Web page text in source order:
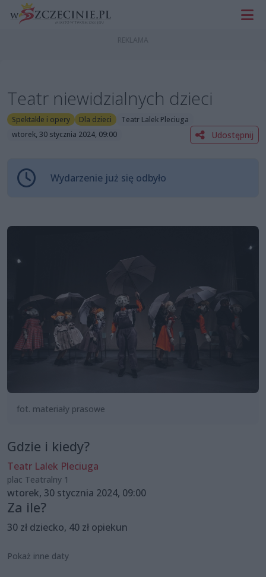
Teatr niewidzialnych dzieci
Spektakle i opery Dla dzieci
Teatr Lalek Pleciuga
wtorek, 30 stycznia 2024, 09:00
Udostępnij
Wydarzenie już się odbyło
fot. materiały prasowe
Gdzie i kiedy?
Teatr Lalek Pleciuga
plac Teatralny 1
wtorek, 30 stycznia 2024, 09:00
Za ile?
30 zł dziecko, 40 zł opiekun
Pokaż inne daty